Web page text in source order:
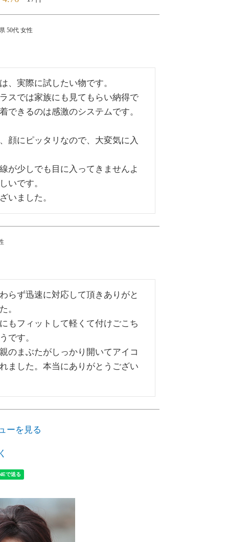
50代 女性
、実際に試したい物です。
スでは家族にも見てもらい納得で
できるのは感激のシステムです。
顔にピッタリなので、大変気に入
が少しでも目に入ってきませんよ
いです。
いました。
らず迅速に対応して頂きありがと
。
もフィットして軽くて付けごこち
です。
のまぶたがしっかり開いてアイコ
ました。本当にありがとうござい
ーを見る